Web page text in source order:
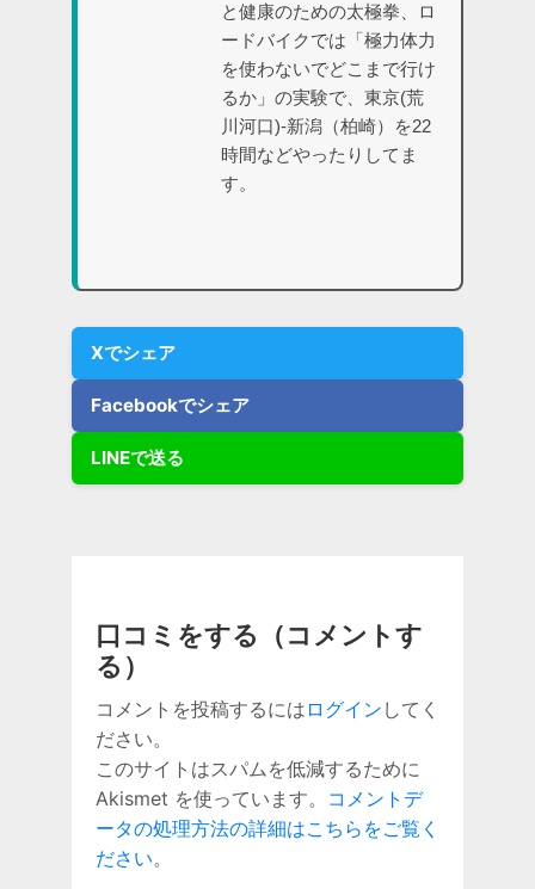
と健康のための太極拳、ロ
ードバイクでは「極力体力
を使わないでどこまで行け
るか」の実験で、東京(荒
川河口)-新潟（柏崎）を22
時間などやったりしてま
す。
Xでシェア
Facebookでシェア
LINEで送る
口コミをする（コメントす
る）
コメントを投稿するには ログイン してく
ださい。
このサイトはスパムを低減するために
Akismet を使っています。
コメントデ
ータの処理方法の詳細はこちらをご覧く
ださい。